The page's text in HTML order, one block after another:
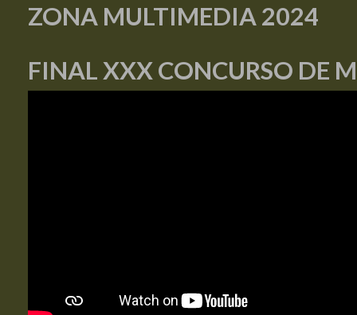
ZONA MULTIMEDIA 2024
FINAL XXX CONCURSO DE